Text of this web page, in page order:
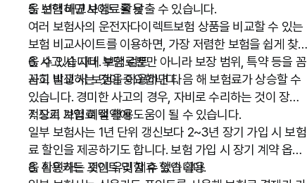
을 선택하면 보험료를 낮출 수 있습니다.
5. 보험 비교사이트 활용
여러 보험사의 운전자다이렉트보험 상품을 비교할 수 있는
보험 비교사이트를 이용하면, 가장 저렴한 보험을 쉽게 찾
을 수 있습니다. 보험료뿐만 아니라 보장 범위, 특약 등을 꼼
꼼히 비교하는 것이 중요합니다.
6. 사고 시 자비 부담 검토
사고 발생 시 보험을 이용하면 다음 해 보험료가 상승할 수
있습니다. 경미한 사고의 경우, 자비로 수리하는 것이 장기
적으로 보험료 절약에 도움이 될 수 있습니다.
7. 장기 가입 혜택 활용
일부 보험사는 1년 단위 갱신보다 2~3년 장기 가입 시 보험
료 할인을 제공하기도 합니다. 보험 가입 시 장기 계약 옵션
을 확인하는 것이 유리할 수 있습니다.
8. 신용카드 포인트 및 제휴 할인 활용